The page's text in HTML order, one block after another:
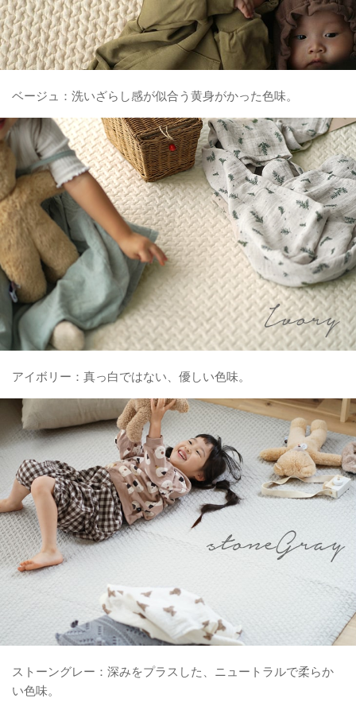
ベージュ：洗いざらし感が似合う黄身がかった色味。
アイボリー：真っ白ではない、優しい色味。
ストーングレー：深みをプラスした、ニュートラルで柔らか
い色味。